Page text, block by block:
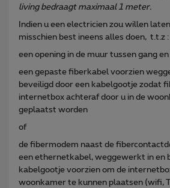
living bedraagt maximaal 1 meter.
Indien u een electricien zou willen
misschien best ineens alles doen, t.t.z :
een opening in de muur tussen gang
een gepaste fiberkabel voorzien
beveiligd door een kabelgootje zodat
internetbox achteraf door u in de
geplaatst worden
of
de fibermodem naast de
een ethernetkabel, weggewerkt in en
kabelgootje voorzien om de
woonkamer te kunnen plaatsen (wifi,